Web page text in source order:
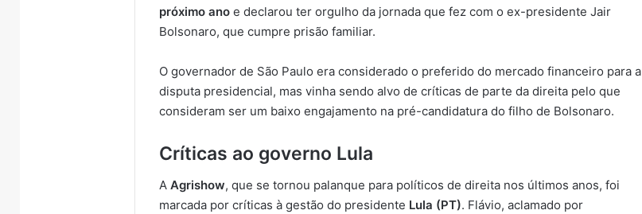
próximo ano e declarou ter orgulho da jornada que fez com o ex-presidente Jair
Bolsonaro, que cumpre prisão familiar.
O governador de São Paulo era considerado o preferido do mercado financeiro para a
disputa presidencial, mas vinha sendo alvo de críticas de parte da direita pelo que
consideram ser um baixo engajamento na pré-candidatura do filho de Bolsonaro.
Críticas ao governo Lula
AAgrishow, que se tornou palanque para políticos de direita nos últimos anos, foi
marcada por críticas à gestão do presidente Lula (PT). Flávio, aclamado por